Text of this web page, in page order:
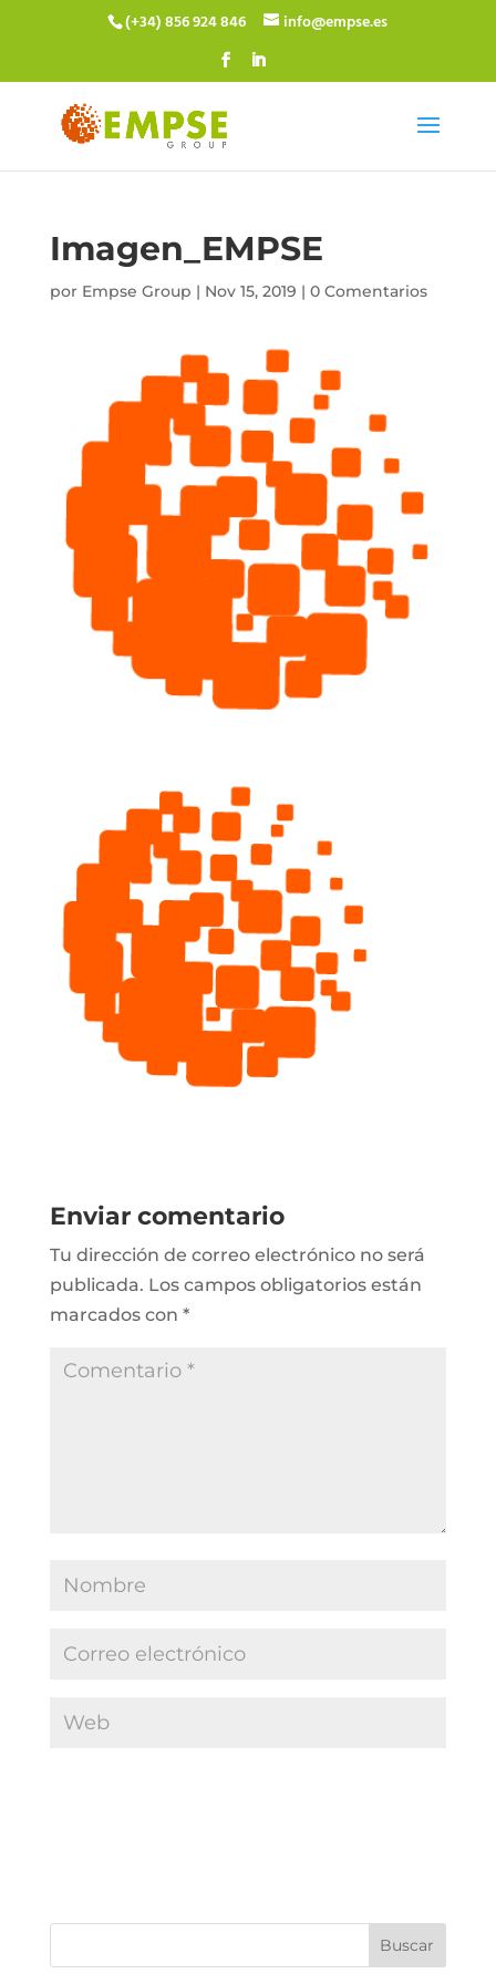
(+34) 856 924 846 info@empse.es
Imagen_EMPSE
por Empse Group | Nov 15, 2019 | 0 Comentarios
Enviar comentario
Tu dirección de correo electrónico no será
publicada. Los campos obligatorios están
marcados con *